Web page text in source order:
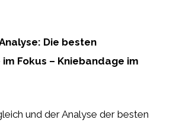
Die besten
Fokus – Kniebandage im
und der Analyse der besten